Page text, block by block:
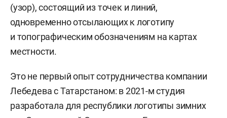
(узор), состоящий из точек и линий,
одновременно отсылающих к логотипу
и топографическим обозначениям на картах
местности.
Это не первый опыт сотрудничества компании
Лебедева с Татарстаном: в 2021-м студия
разработала для республики логотипы зимних